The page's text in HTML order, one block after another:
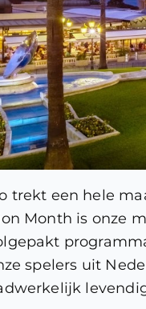
trekt een hele
Month is onze
spelers uit